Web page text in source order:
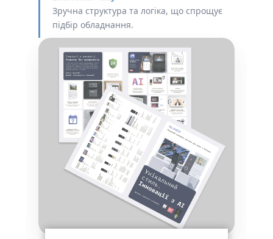
Зручна структура та логіка, що спрощує
підбір обладнання.